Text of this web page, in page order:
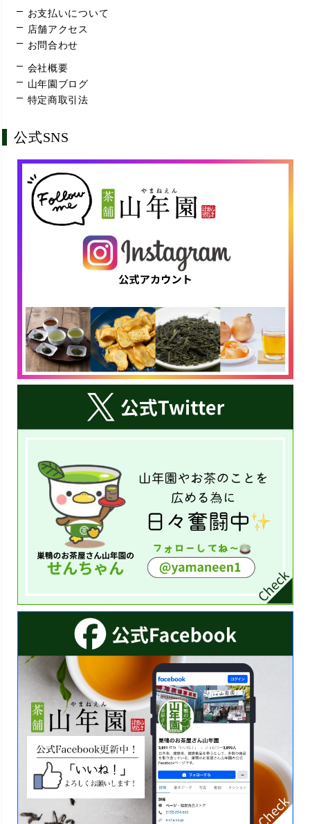
お支払いについて
店舗アクセス
お問合わせ
会社概要
山年園ブログ
特定商取引法
公式SNS